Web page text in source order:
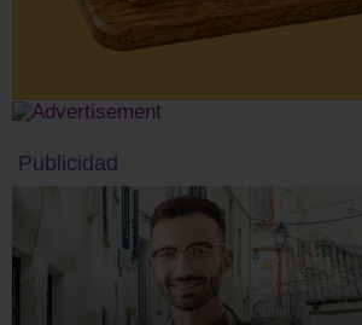
Publicidad